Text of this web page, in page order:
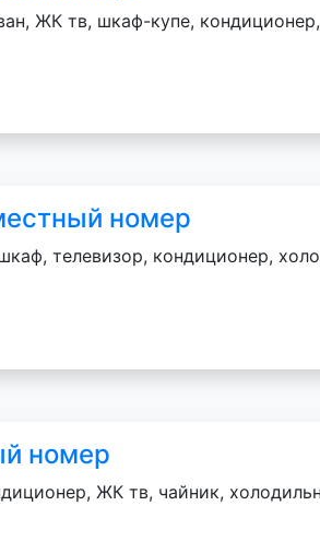
ЖК тв, шкаф-купе,
номер
телевизор, кондиционер,
номер
ЖК тв, чайник,